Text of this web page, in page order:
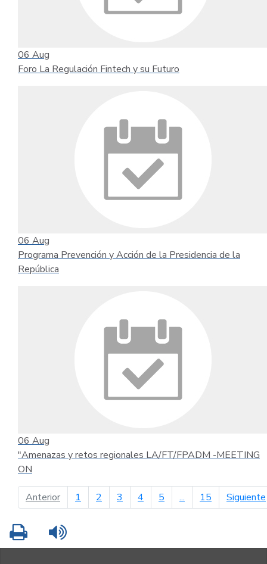
06 Aug
Foro La Regulación Fintech y su Futuro
06 Aug
Programa Prevención y Acción de la Presidencia de la
República
06 Aug
"Amenazas y retos regionales LA/FT/FPADM -MEETING
ON
Anteriorpágina anterior
1 2 3 4 5 ... 15 Siguiente
Imprimir